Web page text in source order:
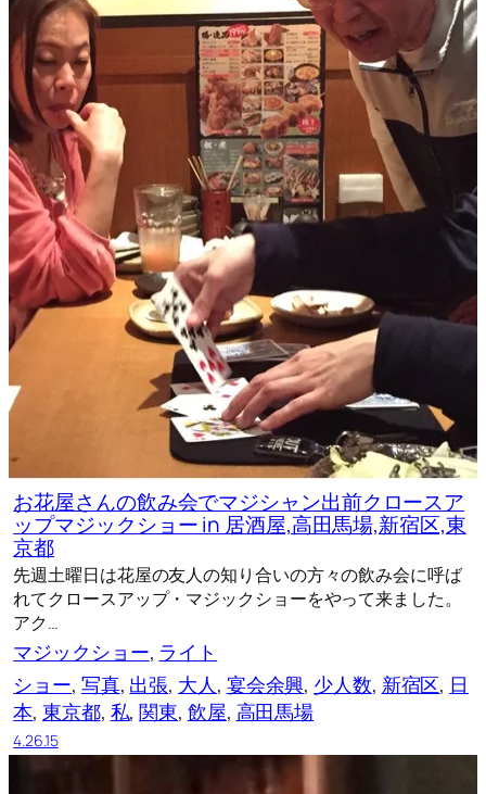
お花屋さんの飲み会でマジシャン出前クロースア
ップマジックショー in 居酒屋,高田馬場,新宿区,東
京都
先週土曜日は花屋の友人の知り合いの方々の飲み会に呼ば
れてクロースアップ・マジックショーをやって来ました。
アク…
マジックショー, ライト
ショー, 写真, 出張, 大人, 宴会余興, 少人数, 新宿区, 日
本, 東京都, 私, 関東, 飲屋, 高田馬場
4.26.15